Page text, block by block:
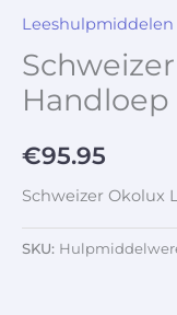
Leeshulpmiddelen
Handloep
€95.95
Schweizer Okolux
SKU: